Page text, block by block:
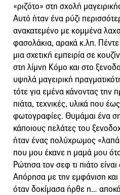
«ριζότο» στη σχολή
Αυτό ήταν ένα ρύζι
ανακατεμένο με κομμένα
φασολάκια, αρακά κ.λπ.
μια σχετική εμπειρία σε
στη λίμνη Κόμο και στο
υψηλά μαγειρική
τότε για εμένα κάνοντας την
πιάτα, τεχνικές, υλικά που
φωτογραφίες. Θυμάμαι ένα
κάποιους πελάτες του
ήταν ένας πολύχρωμος
που μου έκανε η μαμά μου
Ρώτησα τον σεφ τι πιάτο
Απόρησα με την εμφάνιση
όταν δοκίμασα ήρθε η…